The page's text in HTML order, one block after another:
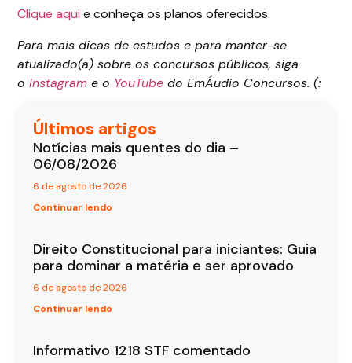
Clique aqui e conheça os planos oferecidos.
Para mais dicas de estudos e para manter-se
atualizado(a) sobre os concursos públicos, siga
oInstagram e o YouTube do EmÁudio Concursos. (:
Últimos artigos
Notícias mais quentes do dia –
06/08/2026
6 de agosto de 2026
Continuar lendo
Direito Constitucional para iniciantes: Guia
para dominar a matéria e ser aprovado
6 de agosto de 2026
Continuar lendo
Informativo 1218 STF comentado